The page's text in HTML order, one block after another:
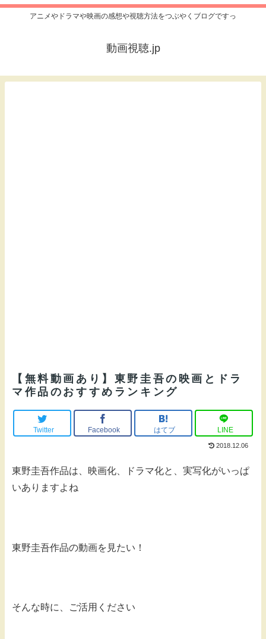
アニメやドラマや映画の感想や視聴方法をつぶやくブログですっ
動画視聴.jp
【無料動画あり】東野圭吾の映画とドラ
マ作品のおすすめランキング
Twitter Facebook はてブ LINE
2018.12.06
東野圭吾作品は、映画化、ドラマ化と、実写化がいっぱ
いありますよね
東野圭吾作品の動画を見たい！
そんな時に、ご活用ください